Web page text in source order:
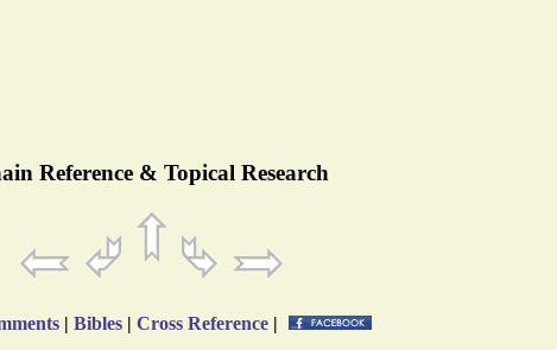
Reference & Topical Research
| Bibles | Cross Reference |